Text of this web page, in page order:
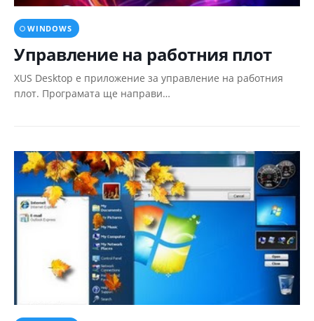
WINDOWS
Управление на работния плот
XUS Desktop е приложение за управление на работния
плот. Програмата ще направи…